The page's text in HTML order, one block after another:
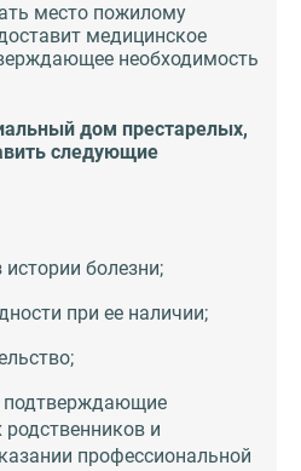
место пожилому
медицинское
необходимость
дом престарелых,
следующие
болезни;
при ее наличии;
подтверждающие
родственников и
профессиональной